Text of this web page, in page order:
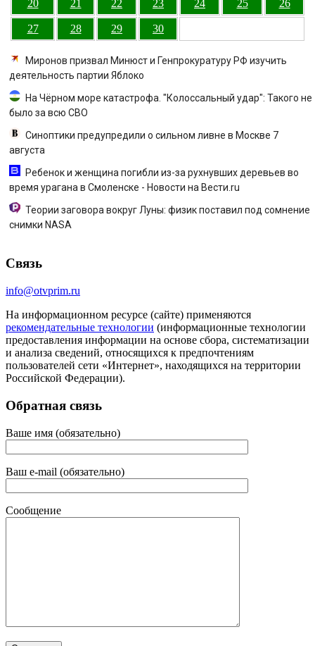
20 21 22 23 24 25 26
27 28 29 30
Миронов призвал Минюст и Генпрокуратуру РФ изучить
деятельность партии Яблоко
На Чёрном море катастрофа. "Колоссальный удар": Такого не
было за всю СВО
Синоптики предупредили о сильном ливне в Москве 7
августа
Ребенок и женщина погибли из-за рухнувших деревьев во
время урагана в Смоленске - Новости на Вести.ru
Теории заговора вокруг Луны: физик поставил под сомнение
снимки NASA
Связь
info@otvprim.ru
На информационном ресурсе (сайте) применяются
рекомендательные технологии (информационные технологии
предоставления информации на основе сбора, систематизации
и анализа сведений, относящихся к предпочтениям
пользователей сети «Интернет», находящихся на территории
Российской Федерации).
Обратная связь
Ваше имя (обязательно)
Ваш e-mail (обязательно)
Сообщение